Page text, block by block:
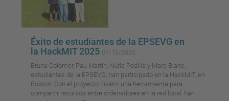
Éxito de estudiantes de la EPSEVG en
la HackMIT 2025
Bruna Colomer, Pau Martín, Núria Padilla y Marc Blanc,
estudiantes de la EPSEVG, han participado en la HackMIT, en
Boston. Con el proyecto Eixam, una herramienta para
compartir recursos entre ordenadores en la red local, han